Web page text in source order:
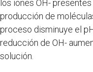
los iones OH-
producción de
proceso disminuye el
reducción de OH-
solución.